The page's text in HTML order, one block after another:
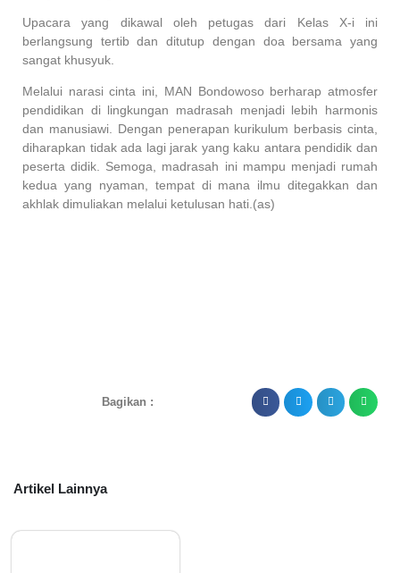
Upacara yang dikawal oleh petugas dari Kelas X-i ini
berlangsung tertib dan ditutup dengan doa bersama yang
sangat khusyuk.
Melalui narasi cinta ini, MAN Bondowoso berharap atmosfer
pendidikan di lingkungan madrasah menjadi lebih harmonis
dan manusiawi. Dengan penerapan kurikulum berbasis cinta,
diharapkan tidak ada lagi jarak yang kaku antara pendidik dan
peserta didik. Semoga, madrasah ini mampu menjadi rumah
kedua yang nyaman, tempat di mana ilmu ditegakkan dan
akhlak dimuliakan melalui ketulusan hati.(as)
Bagikan :
Artikel Lainnya